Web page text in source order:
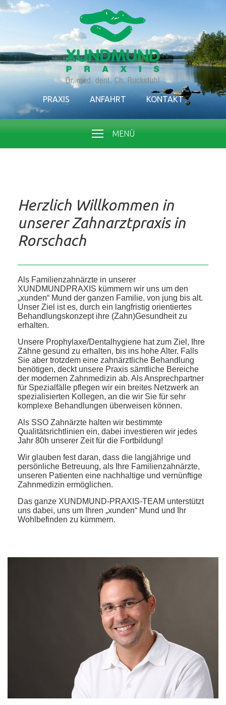
PRAXIS ANFAHRT KONTAKT
MENÜ
Herzlich Willkommen in
unserer Zahnarztpraxis in
Rorschach
Als Familienzahnärzte in unserer
XUNDMUNDPRAXIS kümmern wir uns um den
„xunden“ Mund der ganzen Familie, von jung bis alt.
Unser Ziel ist es, durch ein langfristig orientiertes
Behandlungskonzept ihre (Zahn)Gesundheit zu
erhalten.
Unsere Prophylaxe/Dentalhygiene hat zum Ziel, Ihre
Zähne gesund zu erhalten, bis ins hohe Alter. Falls
Sie aber trotzdem eine zahnärztliche Behandlung
benötigen, deckt unsere Praxis sämtliche Bereiche
der modernen Zahnmedizin ab. Als Ansprechpartner
für Spezialfälle pflegen wir ein breites Netzwerk an
spezialisierten Kollegen, an die wir Sie für sehr
komplexe Behandlungen überweisen können.
Als SSO Zahnärzte halten wir bestimmte
Qualitätsrichtlinien ein, dabei investieren wir jedes
Jahr 80h unserer Zeit für die Fortbildung!
Wir glauben fest daran, dass die langjährige und
persönliche Betreuung, als Ihre Familienzahnärzte,
unseren Patienten eine nachhaltige und vernünftige
Zahnmedizin ermöglichen.
Das ganze XUNDMUND-PRAXIS-TEAM unterstützt
uns dabei, uns um Ihren „xunden“ Mund und Ihr
Wohlbefinden zu kümmern.